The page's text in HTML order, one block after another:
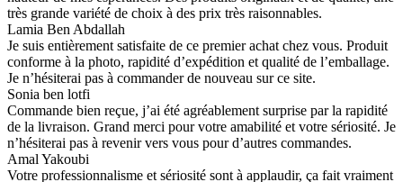
très grande variété de choix à des prix très raisonnables.
Lamia Ben Abdallah
Je suis entièrement satisfaite de ce premier achat chez vous. Produit
conforme à la photo, rapidité d’expédition et qualité de l’emballage.
Je n’hésiterai pas à commander de nouveau sur ce site.
Sonia ben lotfi
Commande bien reçue, j’ai été agréablement surprise par la rapidité
de la livraison. Grand merci pour votre amabilité et votre sériosité. Je
n’hésiterai pas à revenir vers vous pour d’autres commandes.
Amal Yakoubi
Votre professionnalisme et sériosité sont à applaudir, ça fait vraiment